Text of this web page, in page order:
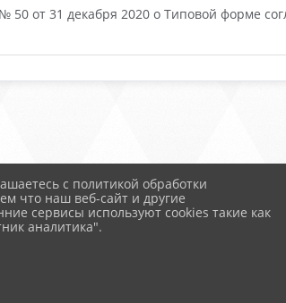
50 от 31 декабря 2020 о Типовой форме
с политикой обработки
что наш веб-сайт и другие
сервисы используют cookies такие как
аналитика".